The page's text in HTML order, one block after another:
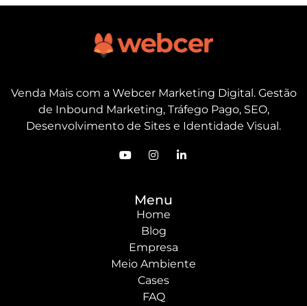
Venda Mais com a Webcer Marketing Digital. Gestão
de Inbound Marketing, Tráfego Pago, SEO,
Desenvolvimento de Sites e Identidade Visual.
Menu
Home
Blog
Empresa
Meio Ambiente
Cases
FAQ